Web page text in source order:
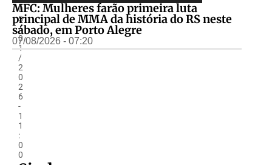
0
5
/
0
1
/
2
0
2
6
-
1
1
:
0
0
MFC: Mulheres farão primeira luta
principal de MMA da história do RS neste
sábado, em Porto Alegre
07/08/2026 - 07:20